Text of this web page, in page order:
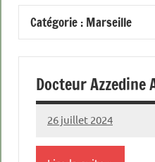
Catégorie : Marseille
Docteur Azzedine
26 juillet 2024
prieres